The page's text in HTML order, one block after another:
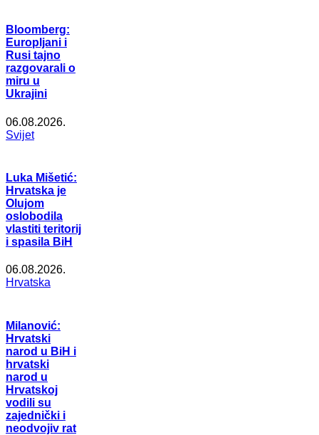
Bloomberg:
Europljani i
Rusi tajno
razgovarali o
miru u
Ukrajini
06.08.2026.
Svijet
Luka Mišetić:
Hrvatska je
Olujom
oslobodila
vlastiti teritorij
i spasila BiH
06.08.2026.
Hrvatska
Milanović:
Hrvatski
narod u BiH i
hrvatski
narod u
Hrvatskoj
vodili su
zajednički i
neodvojiv rat